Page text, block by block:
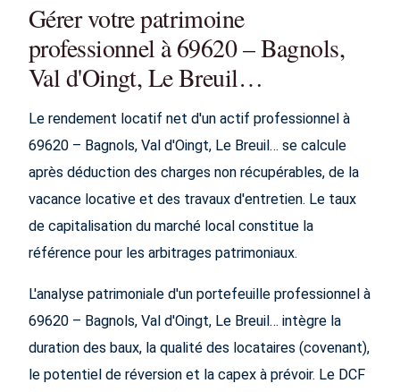
Gérer votre patrimoine
professionnel à 69620 – Bagnols,
Val d'Oingt, Le Breuil…
Le rendement locatif net d'un actif professionnel à
69620 – Bagnols, Val d'Oingt, Le Breuil… se calcule
après déduction des charges non récupérables, de la
vacance locative et des travaux d'entretien. Le taux
de capitalisation du marché local constitue la
référence pour les arbitrages patrimoniaux.
L'analyse patrimoniale d'un portefeuille professionnel à
69620 – Bagnols, Val d'Oingt, Le Breuil… intègre la
duration des baux, la qualité des locataires (covenant),
le potentiel de réversion et la capex à prévoir. Le DCF